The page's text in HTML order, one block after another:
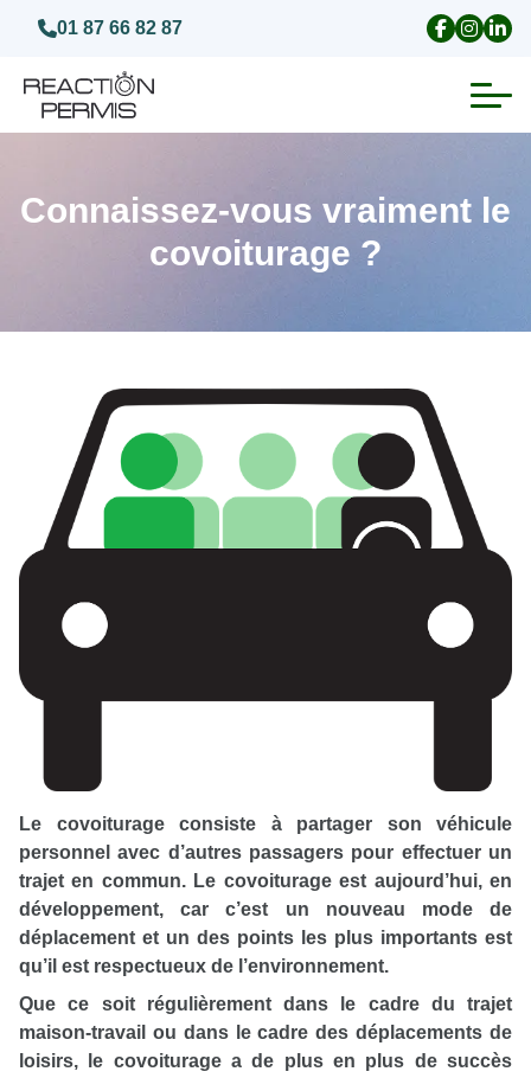
01 87 66 82 87
Visite médicale test psychotechnique
Connaissez-vous vraiment le
covoiturage ?
Le covoiturage consiste à partager son véhicule
personnel avec d’autres passagers pour effectuer un
trajet en commun. Le covoiturage est aujourd’hui, en
développement, car c’est un nouveau mode de
déplacement et un des points les plus importants est
qu’il est respectueux de l’environnement.
Que ce soit régulièrement dans le cadre du trajet
maison-travail ou dans le cadre des déplacements de
loisirs, le covoiturage a de plus en plus de succès